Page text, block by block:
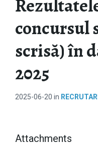
concursul
scrisă) în
2025
2025-06-20 in
Attachments